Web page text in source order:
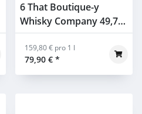
6 That Boutique-y
Whisky Company 49,7%
0,5l
79,90 € *
159,80 € pro 1 l